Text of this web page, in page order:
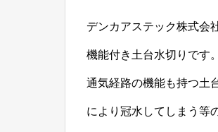
デンカアステック株式会
機能付き土台水切りです。
通気経路の機能も持つ土
により冠水してしまう等